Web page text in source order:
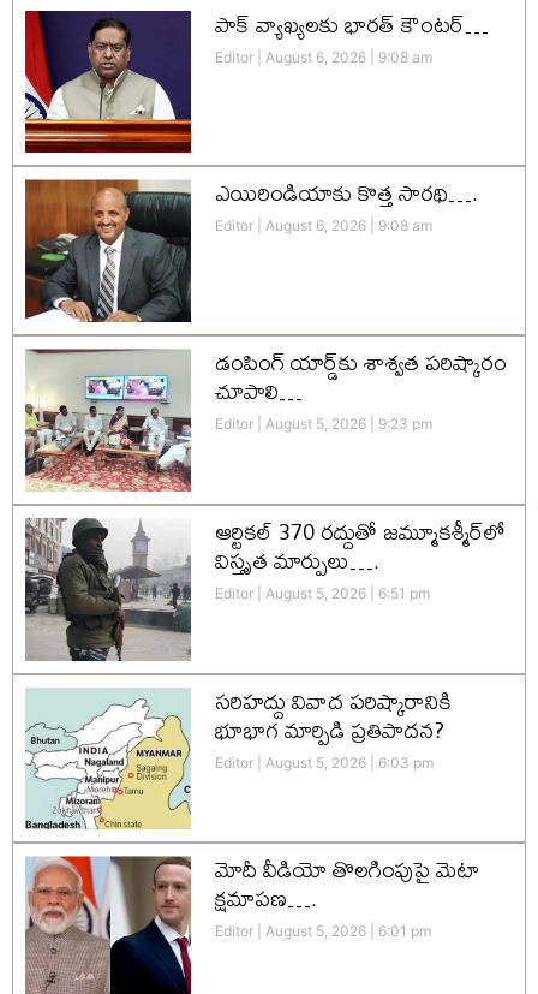
పాక్ వ్యాఖ్యలకు భారత్ కౌంటర్…
Editor August 6, 2026 9:08 am
ఎయిరిండియాకు కొత్త సారథి….
Editor August 6, 2026 9:08 am
డంపింగ్ యార్డ్‌కు శాశ్వత పరిష్కారం
చూపాలి…
Editor August 5, 2026 9:23 pm
ఆర్టికల్ 370 రద్దుతో జమ్మూకశ్మీర్‌లో
విస్తృత మార్పులు….
Editor August 5, 2026 6:51 pm
సరిహద్దు వివాద పరిష్కారానికి
భూభాగ మార్పిడి ప్రతిపాదన?
Editor August 5, 2026 6:03 pm
మోదీ వీడియో తొలగింపుపై మెటా
క్షమాపణ….
Editor August 5, 2026 6:01 pm